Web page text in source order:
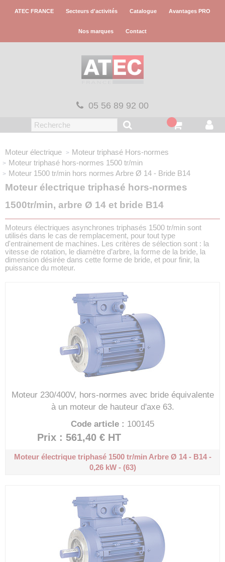
ATEC FRANCE Secteurs d'activités Catalogue Avantages PRO
Nos marques Contact
05 56 89 92 00
Moteur électrique Moteur triphasé Hors-normes
Moteur triphasé hors-normes 1500 tr/min
Moteur 1500 tr/min hors normes Arbre Ø 14 - Bride B14
Moteur électrique triphasé hors-normes
1500tr/min, arbre Ø 14 et bride B14
Moteurs électriques asynchrones triphasés 1500 tr/min sont
utilisés dans le cas de remplacement, pour tout type
d'entrainement de machines. Les critères de sélection sont : la
vitesse de rotation, le diamètre d’arbre, la forme de la bride, la
dimension désirée dans cette forme de bride, et pour finir, la
puissance du moteur.
Moteur 230/400V, hors-normes avec bride équivalente
à un moteur de hauteur d'axe 63.
Code article : 100145
Prix : 561,40 € HT
Moteur électrique triphasé 1500 tr/minArbre Ø 14 - B14 -
0,26 kW - (63)